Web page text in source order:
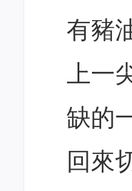
有豬
上
缺的
回來